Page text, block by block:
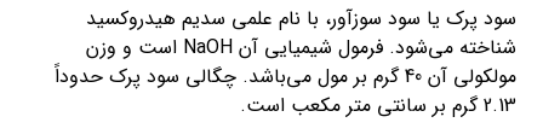
سود پرک یا سود سوزآور، با نام علمی سدیم هیدروکسید
شناخته می‌شود. فرمول شیمیایی آن NaOH است و وزن
مولکولی آن 40 گرم بر مول می‌باشد. چگالی سود پرک حدوداً
2.13 گرم بر سانتی متر مکعب است.